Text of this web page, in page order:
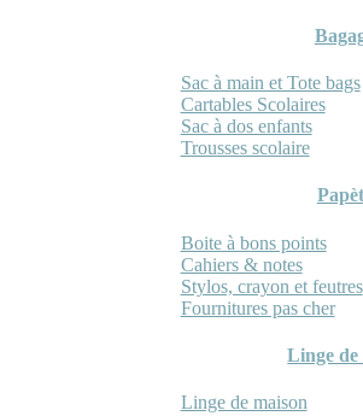
Sac à main et Tote bags
Cartables Scolaires
Sac à dos enfants
Trousses scolaire
Boite à bons points
Cahiers & notes
Stylos, crayon et feutres
Fournitures pas cher
Linge de
Linge de maison